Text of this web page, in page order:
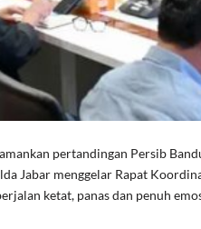
pertandingan Persib
Jabar menggelar Rapat
ketat, panas dan penuh